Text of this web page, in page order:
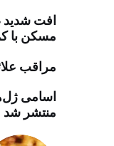
افت شدید
مسکن با
مراقب
اسامی
منتشر شد